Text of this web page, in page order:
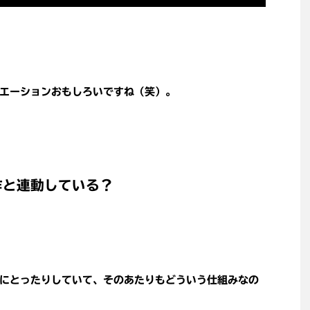
ーションおもしろいですね（笑）。
連動している？
とったりしていて、そのあたりもどういう仕組みなの